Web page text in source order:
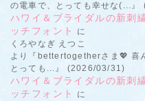
の電車で、とっても幸せな(...
ハワイ＆ブライダルの新
ッチフォント
に
くろやなぎ えつこ
より『bettertogetherさま💖 喜
とっても...』 (2026/03/31)
ハワイ＆ブライダルの新
ッチフォント
に